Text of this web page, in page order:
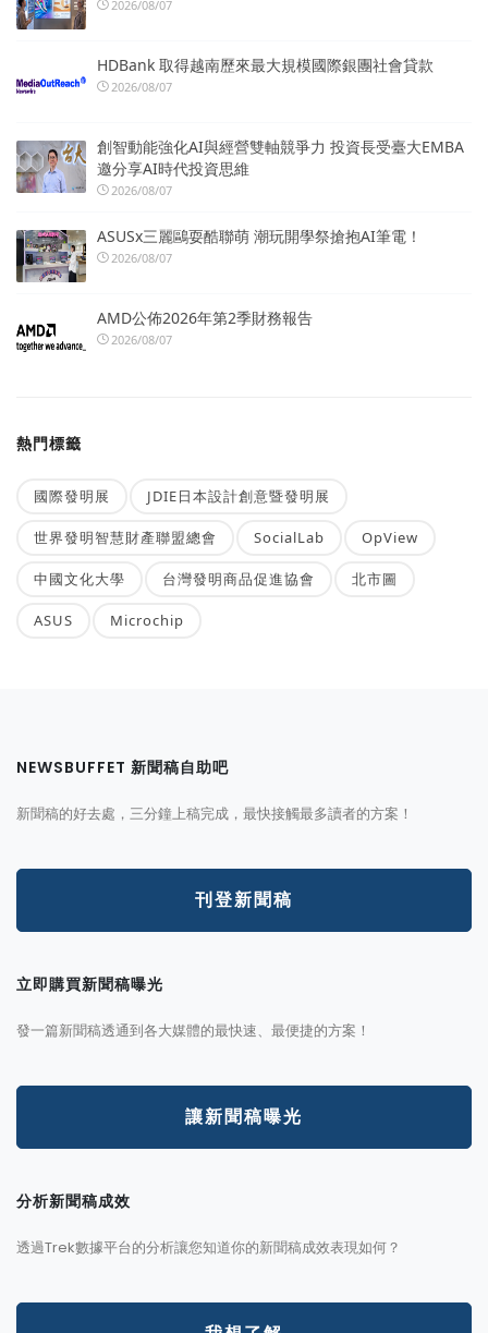
2026/08/07
HDBank 取得越南歷來最大規模國際銀團社會貸款
2026/08/07
創智動能強化AI與經營雙軸競爭力 投資長受臺大EMBA
邀分享AI時代投資思維
2026/08/07
ASUSx三麗鷗耍酷聯萌 潮玩開學祭搶抱AI筆電！
2026/08/07
AMD公佈2026年第2季財務報告
2026/08/07
熱門標籤
國際發明展 JDIE日本設計創意暨發明展
世界發明智慧財產聯盟總會 SocialLab OpView
中國文化大學 台灣發明商品促進協會 北市圖
ASUS Microchip
NEWSBUFFET 新聞稿自助吧
新聞稿的好去處，三分鐘上稿完成，最快接觸最多讀者的方案！
刊登新聞稿
立即購買新聞稿曝光
發一篇新聞稿透通到各大媒體的最快速、最便捷的方案！
讓新聞稿曝光
分析新聞稿成效
透過Trek數據平台的分析讓您知道你的新聞稿成效表現如何？